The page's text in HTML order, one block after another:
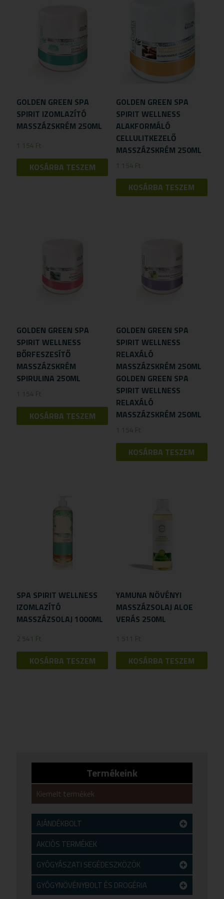
GOLDEN GREEN SPA
SPIRIT IZOMLAZÍTÓ
MASSZÁZSKRÉM 250ML
1 154 Ft
KOSÁRBA TESZEM
GOLDEN GREEN SPA
SPIRIT WELLNESS
ALAKFORMÁLÓ
CELLULITKEZELŐ
MASSZÁZSKRÉM 250ML
1 154 Ft
KOSÁRBA TESZEM
GOLDEN GREEN SPA
SPIRIT WELLNESS
BŐRFESZESÍTŐ
MASSZÁZSKRÉM
SPIRULINA 250ML
1 154 Ft
KOSÁRBA TESZEM
GOLDEN GREEN SPA
SPIRIT WELLNESS
RELAXÁLÓ
MASSZÁZSKRÉM 250ML
GOLDEN GREEN SPA
SPIRIT WELLNESS
RELAXÁLÓ
MASSZÁZSKRÉM 250ML
1 154 Ft
KOSÁRBA TESZEM
SPA SPIRIT WELLNESS
IZOMLAZÍTÓ
MASSZÁZSOLAJ 1000ML
2 541 Ft
KOSÁRBA TESZEM
YAMUNA NÖVÉNYI
MASSZÁZSOLAJ ALOE
VERÁS 250ML
1 511 Ft
KOSÁRBA TESZEM
Termékeink
Kiemelt termékek
AJÁNDÉKBOLT
Teszt alkategória
AKCIÓS TERMÉKEK
GYÓGYÁSZATI SEGÉDESZKÖZÖK
Kineziológiai tapasz
Lázmérő
Tesztek
Vércukorszint mérő
GYÓGYNÖVÉNYBOLT ÉS DROGÉRIA